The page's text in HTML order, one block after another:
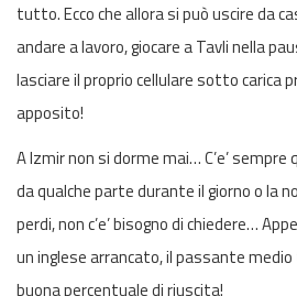
tutto. Ecco che allora si può uscire da
andare a lavoro, giocare a Tavli nella
lasciare il proprio cellulare sotto carica
apposito!
A Izmir non si dorme mai… C’e’ sempre
da qualche parte durante il giorno o la
perdi, non c’e’ bisogno di chiedere…
un inglese arrancato, il passante medio
buona percentuale di riuscita!